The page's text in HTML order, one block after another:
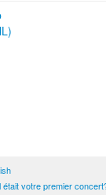
était votre premier